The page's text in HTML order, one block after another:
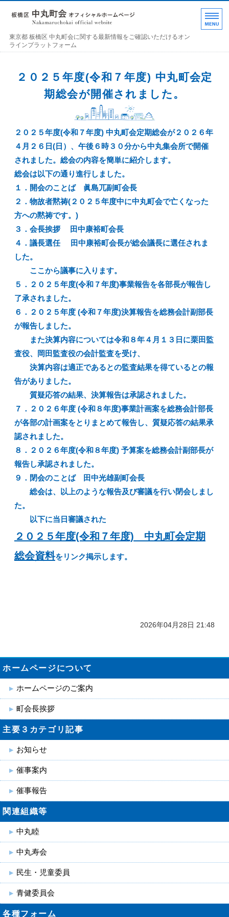
東京都 板橋区 中丸町
東京都 板橋区 中丸町会に関する最新情報をご確認いただけるオン
ラインプラットフォーム
町会加入のお誘い
お問い合わせ･連絡事項
２０２５年度(令和７年度) 中丸町会定
期総会が開催されました。
２０２５年度(令和７年度) 中丸町会定期総会が２０２６年
４月２６日(日）、午後６時３０分から中丸集会所で開催
されました。総会の内容を簡単に紹介します。
総会は以下の通り進行しました。
１．開会のことば 眞島兀副町会長
２．物故者黙祷(２０２５年度中に中丸町会で亡くなった
方への黙祷です。)
３．会長挨拶 田中康裕町会長
４．議長選任 田中康裕町会長が総会議長に選任されま
した。
ここから議事に入ります。
５．２０２５年度(令和７年度)事業報告を各部長が報告し
了承されました。
６．２０２５年度 (令和７年度)決算報告を総務会計副部長
が報告しました。
また決算内容については令和８年４月１３日に栗田監
査役、岡田監査役の会計監査を受け、
決算内容は適正であるとの監査結果を得ているとの報
告がありました。
質疑応答の結果、決算報告は承認されました。
７．２０２６年度 (令和８年度)事業計画案を総務会計部長
が各部の計画案をとりまとめて報告し、質疑応答の結果承
認されました。
８．２０２６年度(令和８年度) 予算案を総務会計副部長が
報告し承認されました。
９．閉会のことば 田中光雄副町会長
総会は、以上のような報告及び審議を行い閉会しまし
た。
以下に当日審議された
２０２５年度(令和７年度) 中丸町会定期
総会資料をリンク掲示します。
2026年04月28日 21:48
ホームページについて
ホームページのご案内
町会長挨拶
主要３カテゴリ記事
お知らせ
催事案内
催事報告
関連組織等
中丸睦
中丸寿会
民生・児童委員
青健委員会
各種フォーム